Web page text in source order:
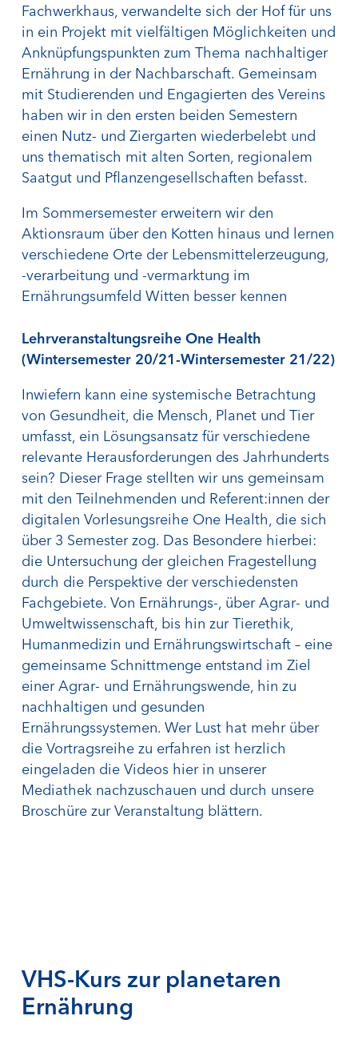
Fachwerkhaus, verwandelte sich der Hof für uns
in ein Projekt mit vielfältigen Möglichkeiten und
Anknüpfungspunkten zum Thema nachhaltiger
Ernährung in der Nachbarschaft. Gemeinsam
mit Studierenden und Engagierten des Vereins
haben wir in den ersten beiden Semestern
einen Nutz- und Ziergarten wiederbelebt und
uns thematisch mit alten Sorten, regionalem
Saatgut und Pflanzengesellschaften befasst.
Im Sommersemester erweitern wir den
Aktionsraum über den Kotten hinaus und lernen
verschiedene Orte der Lebensmittelerzeugung,
-verarbeitung und -vermarktung im
Ernährungsumfeld Witten besser kennen
Lehrveranstaltungsreihe One Health
(Wintersemester 20/21-Wintersemester 21/22)
Inwiefern kann eine systemische Betrachtung
von Gesundheit, die Mensch, Planet und Tier
umfasst, ein Lösungsansatz für verschiedene
relevante Herausforderungen des Jahrhunderts
sein? Dieser Frage stellten wir uns gemeinsam
mit den Teilnehmenden und Referent:innen der
digitalen Vorlesungsreihe One Health, die sich
über 3 Semester zog. Das Besondere hierbei:
die Untersuchung der gleichen Fragestellung
durch die Perspektive der verschiedensten
Fachgebiete. Von Ernährungs-, über Agrar- und
Umweltwissenschaft, bis hin zur Tierethik,
Humanmedizin und Ernährungswirtschaft – eine
gemeinsame Schnittmenge entstand im Ziel
einer Agrar- und Ernährungswende, hin zu
nachhaltigen und gesunden
Ernährungssystemen. Wer Lust hat mehr über
die Vortragsreihe zu erfahren ist herzlich
eingeladen die Videos hier in unserer
Mediathek nachzuschauen und durch unsere
Broschüre zur Veranstaltung blättern.
VHS-Kurs zur planetaren
Ernährung